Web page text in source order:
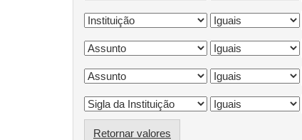
Retornar valores